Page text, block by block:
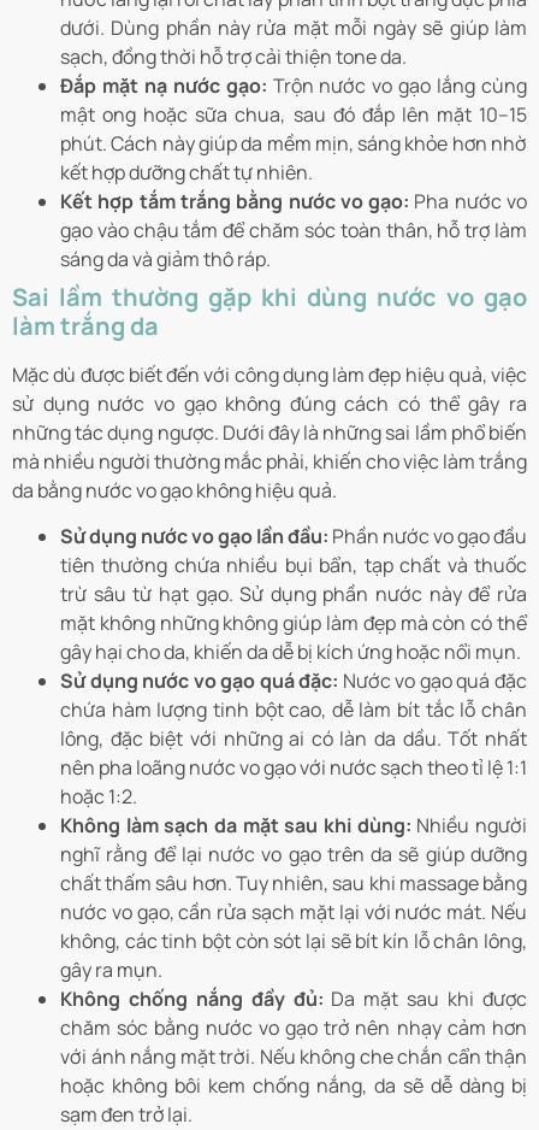
dưới. Dùng phần này rửa mặt mỗi ngày sẽ giúp làm
sạch, đồng thời hỗ trợ cải thiện tone da.
Đắp mặt nạ nước gạo: Trộn nước vo gạo lắng cùng
mật ong hoặc sữa chua, sau đó đắp lên mặt 10–15
phút. Cách này giúp da mềm mịn, sáng khỏe hơn nhờ
kết hợp dưỡng chất tự nhiên.
Kết hợp tắm trắng bằng nước vo gạo: Pha nước vo
gạo vào chậu tắm để chăm sóc toàn thân, hỗ trợ làm
sáng da và giảm thô ráp.
Sai lầm thường gặp khi dùng nước vo gạo
làm trắng da
Mặc dù được biết đến với công dụng làm đẹp hiệu quả, việc
sử dụng nước vo gạo không đúng cách có thể gây ra
những tác dụng ngược. Dưới đây là những sai lầm phổ biến
mà nhiều người thường mắc phải, khiến cho việc làm trắng
da bằng nước vo gạo không hiệu quả.
Sử dụng nước vo gạo lần đầu: Phần nước vo gạo đầu
tiên thường chứa nhiều bụi bẩn, tạp chất và thuốc
trừ sâu từ hạt gạo. Sử dụng phần nước này để rửa
mặt không những không giúp làm đẹp mà còn có thể
gây hại cho da, khiến da dễ bị kích ứng hoặc nổi mụn.
Sử dụng nước vo gạo quá đặc: Nước vo gạo quá đặc
chứa hàm lượng tinh bột cao, dễ làm bít tắc lỗ chân
lông, đặc biệt với những ai có làn da dầu. Tốt nhất
nên pha loãng nước vo gạo với nước sạch theo tỉ lệ 1:1
hoặc 1:2.
Không làm sạch da mặt sau khi dùng: Nhiều người
nghĩ rằng để lại nước vo gạo trên da sẽ giúp dưỡng
chất thấm sâu hơn. Tuy nhiên, sau khi massage bằng
nước vo gạo, cần rửa sạch mặt lại với nước mát. Nếu
không, các tinh bột còn sót lại sẽ bít kín lỗ chân lông,
gây ra mụn.
Không chống nắng đầy đủ: Da mặt sau khi được
chăm sóc bằng nước vo gạo trở nên nhạy cảm hơn
với ánh nắng mặt trời. Nếu không che chắn cẩn thận
hoặc không bôi kem chống nắng, da sẽ dễ dàng bị
sạm đen trở lại.